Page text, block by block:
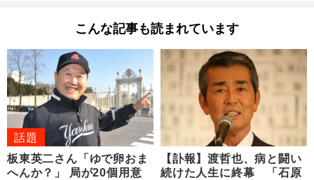
こんな記事も読まれています
話題
板東英二さん「ゆで卵おま
へんか？」 局が20個用意
【訃報】渡哲也、病と闘い
続けた人生に終幕 「石原